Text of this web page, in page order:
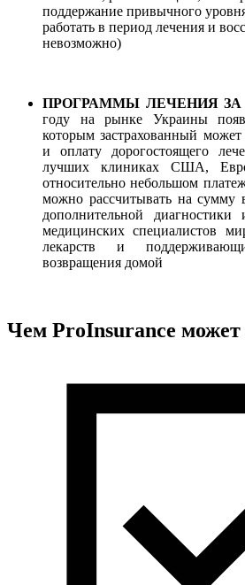
поддержание привычного
работать в период лечения и
невозможно)
ПРОГРАММЫ ЛЕЧЕНИЯ
году на рынке Украины
которым застрахованный
и оплату дорогостоящего
лучших клиниках США,
относительно небольшом
можно рассчитывать на сумму
дополнительной
медицинских специалистов
лекарств и
возвращения домой
Чем ProInsurance может